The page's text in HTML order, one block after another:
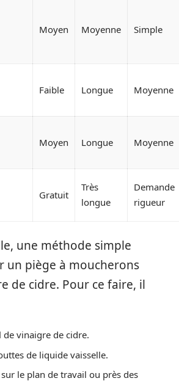
Moyen Moyenne Simple
Faible Longue Moyenne
Moyen Longue Moyenne
Gratuit
Très
longue
Demande
rigueur
une méthode simple
un piège à moucherons
de cidre. Pour ce faire, il
vinaigre de cidre.
de liquide vaisselle.
le plan de travail ou près des